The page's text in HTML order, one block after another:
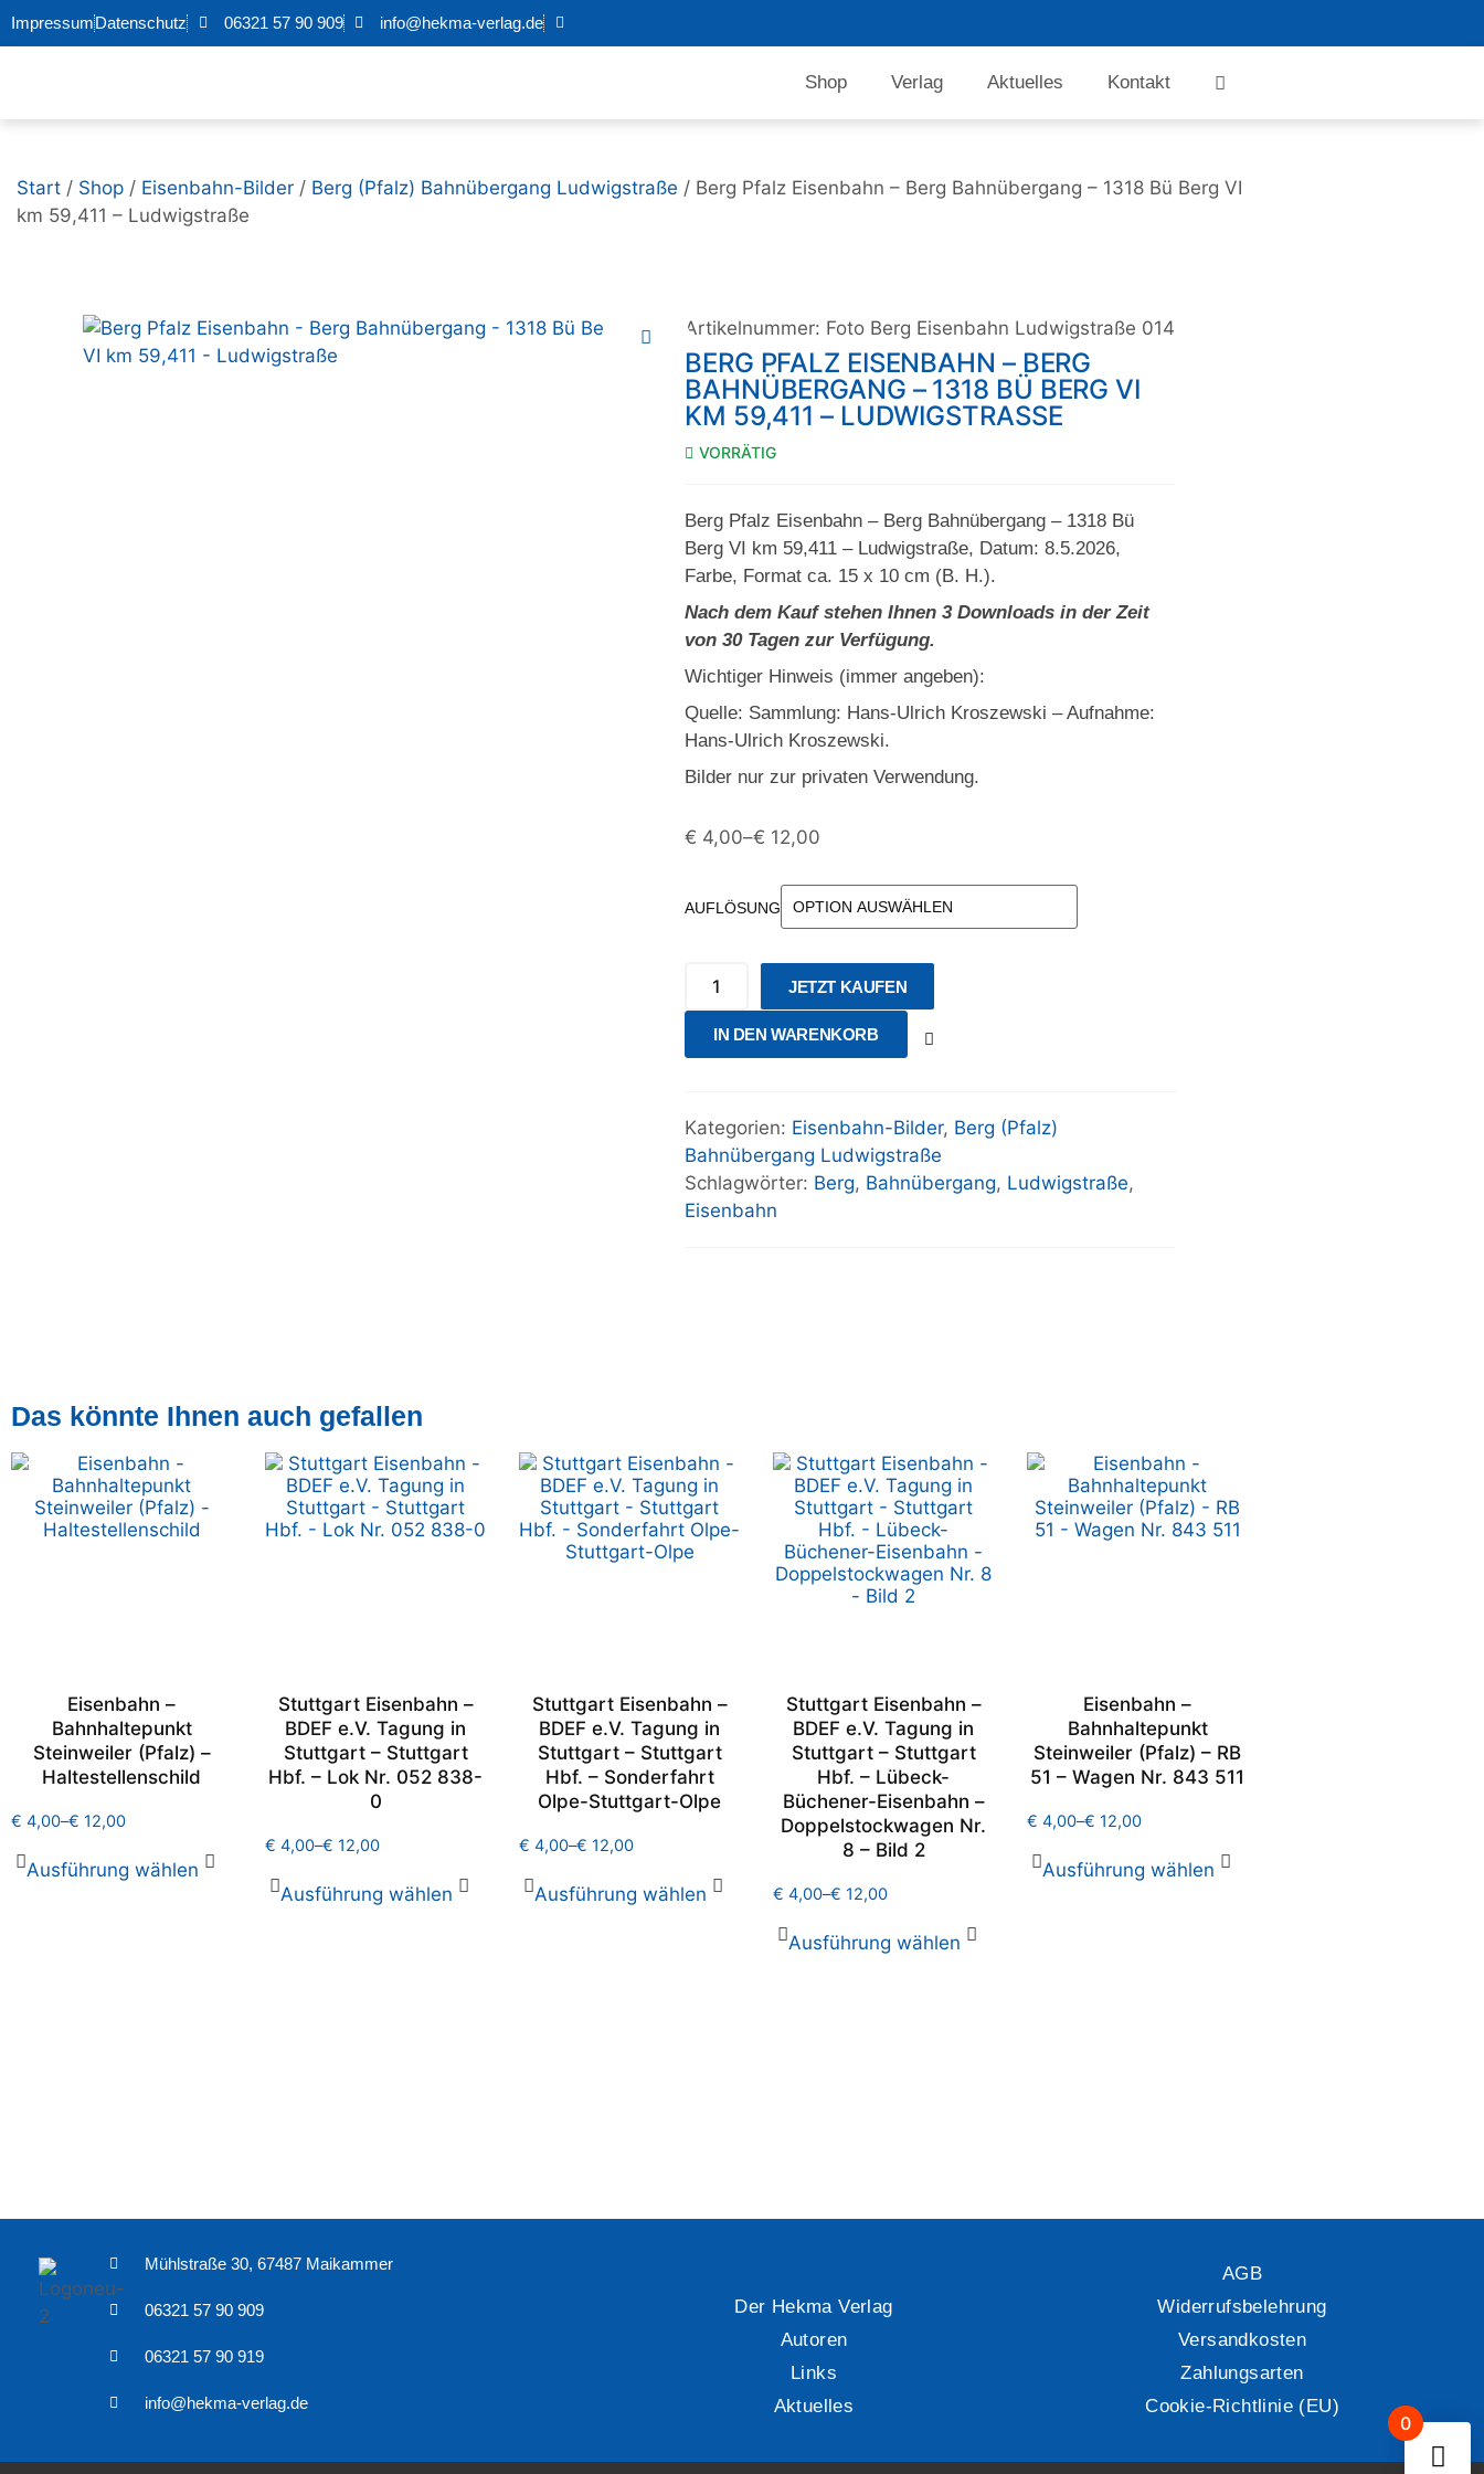
ImpressumDatenschutz 06321 57 90 909 info@hekma-verlag.de
Shop Verlag Aktuelles Kontakt
Start / Shop / Eisenbahn-Bilder / Berg (Pfalz) Bahnübergang Ludwigstraße / Berg Pfalz Eisenbahn – Berg Bahnübergang – 1318 Bü Berg VI
km 59,411 – Ludwigstraße
Artikelnummer: Foto Berg Eisenbahn Ludwigstraße 014
BERG PFALZ EISENBAHN – BERG
BAHNÜBERGANG – 1318 BÜ BERG VI
KM 59,411 – LUDWIGSTRASSE
VORRÄTIG
Berg Pfalz Eisenbahn – Berg Bahnübergang – 1318 Bü
Berg VI km 59,411 – Ludwigstraße, Datum: 8.5.2026,
Farbe, Format ca. 15 x 10 cm (B. H.).
Nach dem Kauf stehen Ihnen 3 Downloads in der Zeit
von 30 Tagen zur Verfügung.
Wichtiger Hinweis (immer angeben):
Quelle: Sammlung: Hans-Ulrich Kroszewski – Aufnahme:
Hans-Ulrich Kroszewski.
Bilder nur zur privaten Verwendung.
€ 4,00–€ 12,00
AUFLÖSUNG
JETZT KAUFEN
IN DEN WARENKORB
Kategorien: Eisenbahn-Bilder, Berg (Pfalz)
Bahnübergang Ludwigstraße
Schlagwörter: Berg, Bahnübergang, Ludwigstraße,
Eisenbahn
Das könnte Ihnen auch gefallen
Eisenbahn –
Bahnhaltepunkt
Steinweiler (Pfalz) –
Haltestellenschild
€ 4,00–€ 12,00
Ausführung wählen
Stuttgart Eisenbahn –
BDEF e.V. Tagung in
Stuttgart – Stuttgart
Hbf. – Lok Nr. 052 838-
0
€ 4,00–€ 12,00
Ausführung wählen
Stuttgart Eisenbahn –
BDEF e.V. Tagung in
Stuttgart – Stuttgart
Hbf. – Sonderfahrt
Olpe-Stuttgart-Olpe
€ 4,00–€ 12,00
Ausführung wählen
Stuttgart Eisenbahn –
BDEF e.V. Tagung in
Stuttgart – Stuttgart
Hbf. – Lübeck-
Büchener-Eisenbahn –
Doppelstockwagen Nr.
8 – Bild 2
€ 4,00–€ 12,00
Ausführung wählen
Eisenbahn –
Bahnhaltepunkt
Steinweiler (Pfalz) – RB
51 – Wagen Nr. 843 511
€ 4,00–€ 12,00
Ausführung wählen
Mühlstraße 30, 67487 Maikammer
06321 57 90 909
06321 57 90 919
info@hekma-verlag.de
Der Hekma Verlag
Autoren
Links
Aktuelles
AGB
Widerrufsbelehrung
Versandkosten
Zahlungsarten
Cookie-Richtlinie (EU)
0